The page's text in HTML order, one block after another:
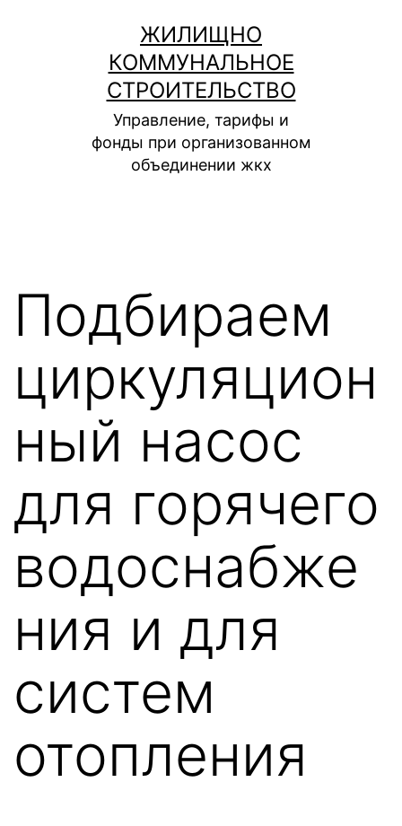
содержимому
ЖИЛИЩНО
КОММУНАЛЬНОЕ
СТРОИТЕЛЬСТВО
Управление, тарифы и
фонды при организованном
объединении жкх
Подбираем
циркуляцион
ный насос
для горячего
водоснабже
ния и для
систем
отопления